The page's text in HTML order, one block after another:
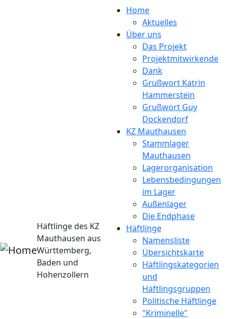
Häftlinge des KZ
Mauthausen aus
Württemberg,
Baden und
Hohenzollern
Home
Aktuelles
Über uns
Das Projekt
Projektmitwirkende
Dank
Grußwort Katrin
Hammerstein
Grußwort Guy
Dockendorf
KZ Mauthausen
Stammlager
Mauthausen
Lagerorganisation
Lebensbedingungen
im Lager
Außenlager
Die Endphase
Häftlinge
Namensliste
Übersichtskarte
Häftlingskategorien
und
Häftlingsgruppen
Politische Häftlinge
"Kriminelle"